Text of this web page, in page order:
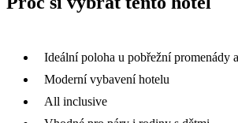
Ideální poloha u pobřežní promenády
Moderní vybavení hotelu
All inclusive